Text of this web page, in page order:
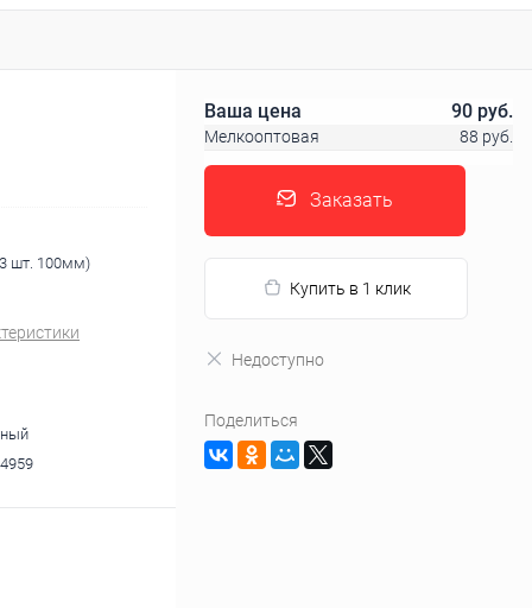
шт. 100мм)
Ваша цена 90 руб.
Мелкооптовая 88 руб.
Заказать
Купить в 1 клик
Недоступно
Поделиться